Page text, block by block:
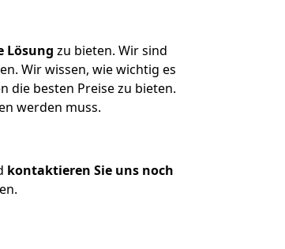
Lösung zu bieten. Wir sind
Wir wissen, wie wichtig es
die besten Preise zu bieten.
werden muss.
kontaktieren Sie uns noch